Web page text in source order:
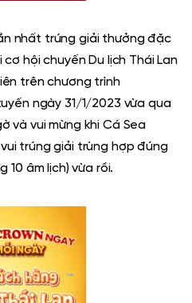
nhất trúng giải thưởng đặc
hội chuyến Du lịch Thái Lan
trên chương trình
ngày 31/1/2023 vừa qua
và vui mừng khi Cá Sea
trúng giải trùng hợp đúng
10 âm lịch) vừa rồi.